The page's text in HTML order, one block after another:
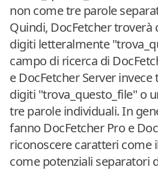
non come tre parole
Quindi, DocFetcher troverà
digiti letteralmente
campo di ricerca di
e DocFetcher Server
digiti "trova_questo_file" o
tre parole individuali. In
fanno DocFetcher Pro e
riconoscere caratteri come
come potenziali separatori